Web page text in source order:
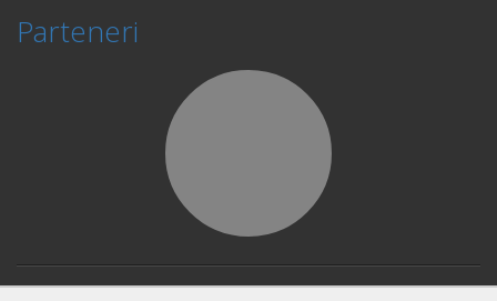
Parteneri
© Copyright 2026 Book Fast and Smart